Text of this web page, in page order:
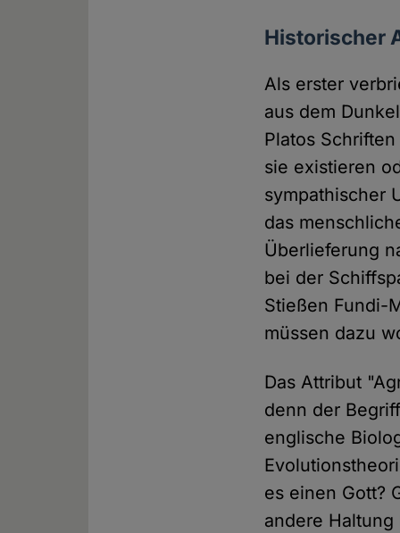
Historischer
Als erster
aus dem
Platos
sie existieren
sympathischer
das
Überlieferung
bei der
Stießen Fundi-
müssen dazu
Das Attribut
denn der
englische
es einen Gott?
andere